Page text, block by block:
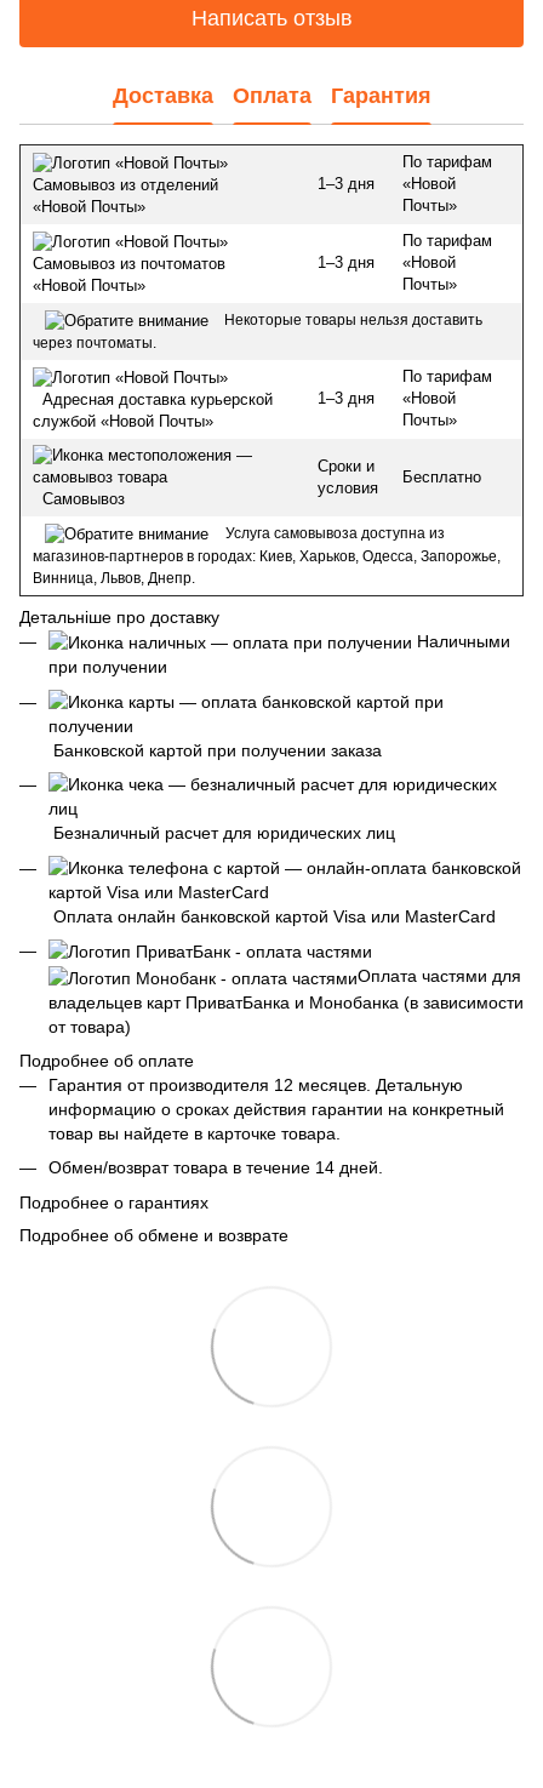
Написать отзыв
Доставка Оплата Гарантия
Самовывоз из отделений
«Новой Почты»
1–3 дня
По тарифам
«Новой
Почты»
Самовывоз из почтоматов
«Новой Почты»
1–3 дня
По тарифам
«Новой
Почты»
Некоторые товары нельзя доставить
через почтоматы.
Адресная доставка курьерской
службой «Новой Почты»
1–3 дня
По тарифам
«Новой
Почты»
Самовывоз
Сроки и
условия
Бесплатно
Услуга самовывоза доступна из
магазинов-партнеров в городах: Киев, Харьков, Одесса, Запорожье,
Винница, Львов, Днепр.
Детальніше про доставку
Наличными
при получении
Банковской картой при получении заказа
Безналичный расчет для юридических лиц
Оплата онлайн банковской картой Visa или MasterCard
Оплата частями для
владельцев карт ПриватБанка и Монобанка (в зависимости
от товара)
Подробнее об оплате
Гарантия от производителя 12 месяцев. Детальную
информацию о сроках действия гарантии на конкретный
товар вы найдете в карточке товара.
Обмен/возврат товара в течение 14 дней.
Подробнее о гарантиях
Подробнее об обмене и возврате